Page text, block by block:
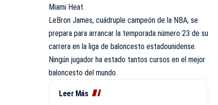
Miami Heat.
LeBron James, cuádruple campeón de la NBA, se
prepara para arrancar la temporada número 23 de su
carrera en la liga de baloncesto estadounidense.
Ningún jugador ha estado tantos cursos en el mejor
baloncesto del mundo.
Leer Más